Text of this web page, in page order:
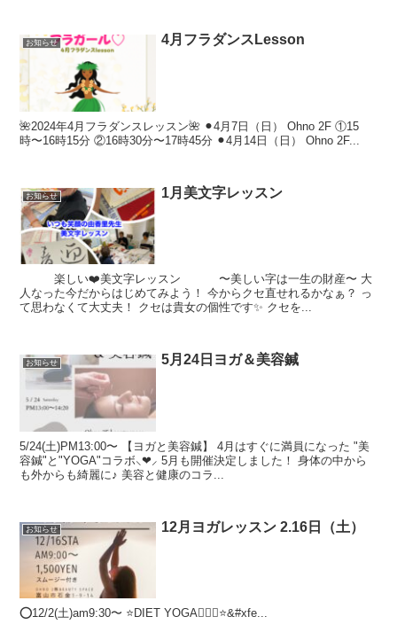
お知らせ 4月フラダンスLesson
🌺2024年4月フラダンスレッスン🌺 ⚫︎4月7日（日） Ohno 2F ①15
時〜16時15分 ②16時30分〜17時45分 ⚫︎4月14日（日） Ohno 2F...
お知らせ 1月美文字レッスン
楽しい❤️美文字レッスン 〜美しい字は一生の財産〜 大
人なった今だからはじめてみよう！ 今からクセ直せれるかなぁ？ っ
て思わなくて大丈夫！ クセは貴女の個性です✨ クセを...
お知らせ 5月24日ヨガ＆美容鍼
5/24(土)PM13:00〜 【ヨガと美容鍼】 4月はすぐに満員になった "美
容鍼"と"YOGA"コラボ⸜❤︎⸝ 5月も開催決定しました！ 身体の中から
も外からも綺麗に♪ 美容と健康のコラ...
お知らせ 12月ヨガレッスン 2.16日（土）
⭕️12/2(土)am9:30〜 ⭐️DIET YOGA🧘🏾‍♀️⭐&#xfe...